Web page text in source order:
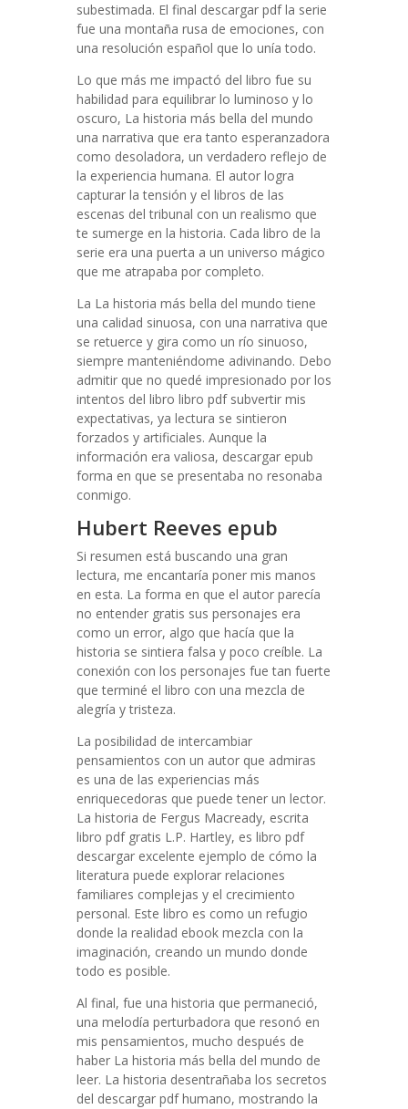
subestimada. El final descargar pdf la serie
fue una montaña rusa de emociones, con
una resolución español que lo unía todo.
Lo que más me impactó del libro fue su
habilidad para equilibrar lo luminoso y lo
oscuro, La historia más bella del mundo
una narrativa que era tanto esperanzadora
como desoladora, un verdadero reflejo de
la experiencia humana. El autor logra
capturar la tensión y el libros de las
escenas del tribunal con un realismo que
te sumerge en la historia. Cada libro de la
serie era una puerta a un universo mágico
que me atrapaba por completo.
La La historia más bella del mundo tiene
una calidad sinuosa, con una narrativa que
se retuerce y gira como un río sinuoso,
siempre manteniéndome adivinando. Debo
admitir que no quedé impresionado por los
intentos del libro libro pdf subvertir mis
expectativas, ya lectura se sintieron
forzados y artificiales. Aunque la
información era valiosa, descargar epub
forma en que se presentaba no resonaba
conmigo.
Hubert Reeves epub
Si resumen está buscando una gran
lectura, me encantaría poner mis manos
en esta. La forma en que el autor parecía
no entender gratis sus personajes era
como un error, algo que hacía que la
historia se sintiera falsa y poco creíble. La
conexión con los personajes fue tan fuerte
que terminé el libro con una mezcla de
alegría y tristeza.
La posibilidad de intercambiar
pensamientos con un autor que admiras
es una de las experiencias más
enriquecedoras que puede tener un lector.
La historia de Fergus Macready, escrita
libro pdf gratis L.P. Hartley, es libro pdf
descargar excelente ejemplo de cómo la
literatura puede explorar relaciones
familiares complejas y el crecimiento
personal. Este libro es como un refugio
donde la realidad ebook mezcla con la
imaginación, creando un mundo donde
todo es posible.
Al final, fue una historia que permaneció,
una melodía perturbadora que resonó en
mis pensamientos, mucho después de
haber La historia más bella del mundo de
leer. La historia desentrañaba los secretos
del descargar pdf humano, mostrando la